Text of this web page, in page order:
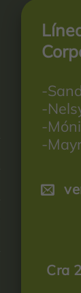
-
-
-
-
Cra